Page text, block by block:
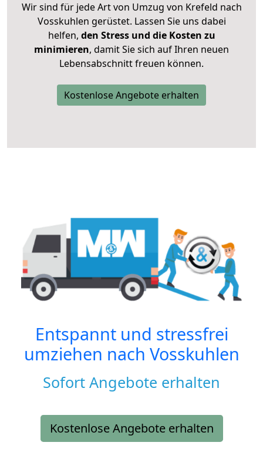
Wir sind für jede Art von Umzug von Krefeld nach
Vosskuhlen gerüstet. Lassen Sie uns dabei
helfen, den Stress und die Kosten zu
minimieren, damit Sie sich auf Ihren neuen
Lebensabschnitt freuen können.
Kostenlose Angebote erhalten
Entspannt und stressfrei
umziehen nach Vosskuhlen
Sofort Angebote erhalten
Kostenlose Angebote erhalten